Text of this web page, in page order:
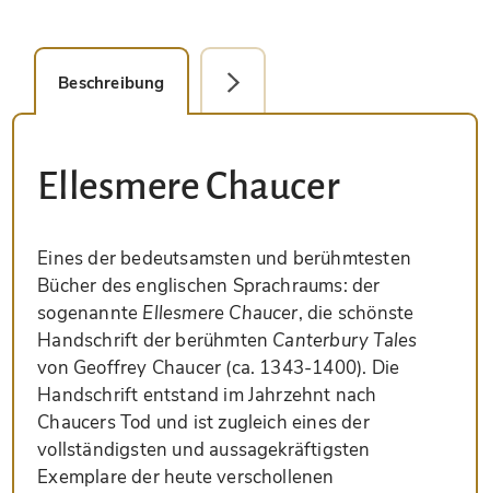
Beschreibung Faksimile-Editionen (4)
Ellesmere Chaucer
Eines der bedeutsamsten und berühmtesten
Bücher des englischen Sprachraums: der
sogenannte Ellesmere Chaucer, die schönste
Handschrift der berühmten Canterbury Tales
von Geoffrey Chaucer (ca. 1343-1400). Die
Handschrift entstand im Jahrzehnt nach
Chaucers Tod und ist zugleich eines der
vollständigsten und aussagekräftigsten
Exemplare der heute verschollenen